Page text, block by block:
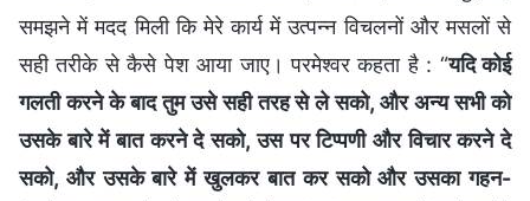
समझने में मदद मिली कि मेरे कार्य में उत्पन्न विचलनों और मसलों से
सही तरीके से कैसे पेश आया जाए। परमेश्वर कहता है : “यदि कोई
गलती करने के बाद तुम उसे सही तरह से ले सको, और अन्य सभी को
उसके बारे में बात करने दे सको, उस पर टिप्पणी और विचार करने दे
सको, और उसके बारे में खुलकर बात कर सको और उसका गहन-